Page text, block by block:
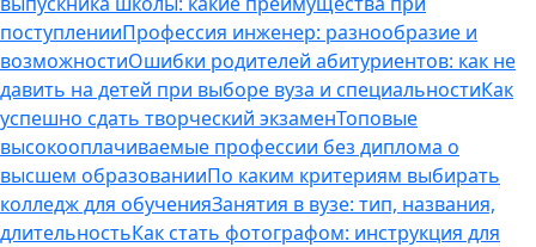
поступленииПрофессия инженер: разнообразие и
возможностиОшибки родителей абитуриентов: как не
давить на детей при выборе вуза и специальностиКак
успешно сдать творческий экзаменТоповые
высокооплачиваемые профессии без диплома о
высшем образованииПо каким критериям выбирать
колледж для обученияЗанятия в вузе: тип, названия,
длительностьКак стать фотографом: инструкция для